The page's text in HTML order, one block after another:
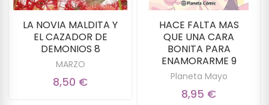
LA NOVIA MALDITA Y
EL CAZADOR DE
DEMONIOS 8
MARZO
8,50 €
HACE FALTA MAS
QUE UNA CARA
BONITA PARA
ENAMORARME 9
Planeta Mayo
8,95 €